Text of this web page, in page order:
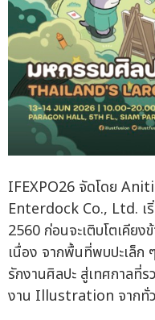
IFEXPO26 จัดโดย
Enterdock Co., Ltd. เ
2560 ก่อนจะเติบโตเคีย
เนื่อง จากพื้นที่พบปะเล็ก
รักงานศิลปะ สู่เทศกาลที่
งาน Illustration จากทั่ว